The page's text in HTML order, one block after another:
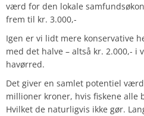
værd for den lokale
frem til kr. 3.000,-
Igen er vi lidt mere konservative
med det halve – altså kr. 2.000,-
havørred.
Det giver en samlet potentiel
millioner kroner, hvis fiskene alle
Hvilket de naturligvis ikke gør.